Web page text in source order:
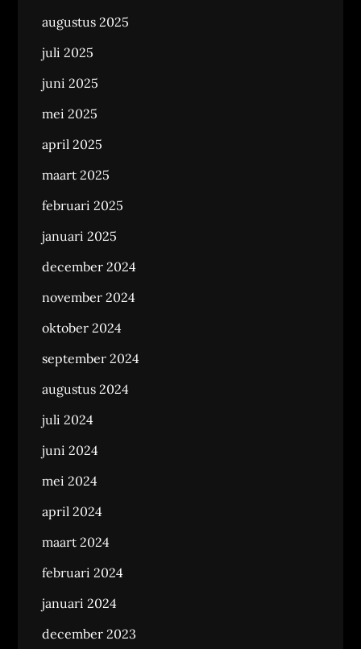
augustus 2025
juli 2025
juni 2025
mei 2025
april 2025
maart 2025
februari 2025
januari 2025
december 2024
november 2024
oktober 2024
september 2024
augustus 2024
juli 2024
juni 2024
mei 2024
april 2024
maart 2024
februari 2024
januari 2024
december 2023